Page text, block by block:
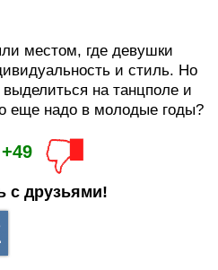
местом, где девушки
и стиль. Но
на танцполе и
еще надо в молодые годы?
+49
с друзьями!